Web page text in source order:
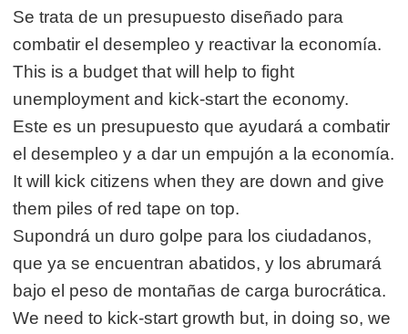
Se trata de un presupuesto diseñado para
combatir el desempleo y reactivar la economía.
This is a budget that will help to fight
unemployment and kick-start the economy.
Este es un presupuesto que ayudará a combatir
el desempleo y a dar un empujón a la economía.
It will kick citizens when they are down and give
them piles of red tape on top.
Supondrá un duro golpe para los ciudadanos,
que ya se encuentran abatidos, y los abrumará
bajo el peso de montañas de carga burocrática.
We need to kick-start growth but, in doing so, we